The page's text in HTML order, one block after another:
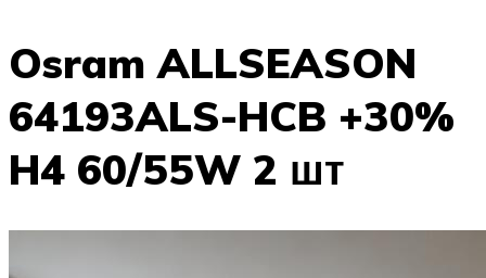
Osram ALLSEASON
64193ALS-HCB +30%
H4 60/55W 2 шт